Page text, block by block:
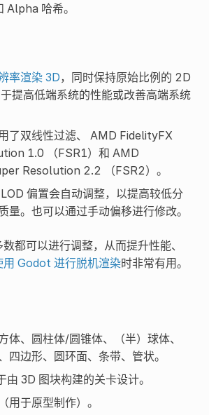
哈希。
率渲染 3D，同时保持原始比例的 2D
提高低端系统的性能或改善高端系统
了双线性过滤、 AMD FidelityFX
1.0 （FSR1）和 AMD
Resolution 2.2 （FSR2）。
偏置会自动调整，以提高较低分
量。也可以通过手动偏移进行修改。
数都可以进行调整，从而提升性能、
用 Godot 进行脱机渲染时非常有用。
体、圆柱体/圆锥体、（半）球体、
四边形、圆环面、条带、管状。
由 3D 图块构建的关卡设计。
用于原型制作）。